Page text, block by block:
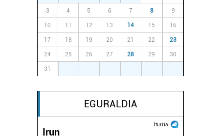
3 4 5 6 7 8 9
10 11 12 13 14 15 16
17 18 19 20 21 22 23
24 25 26 27 28 29 30
31
EGURALDIA
Iturria:
Irun